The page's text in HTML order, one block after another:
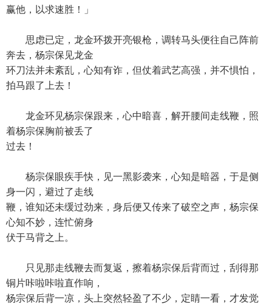
赢他，以求速胜！」
思虑已定，龙金环拨开亮银枪，调转马头便往自己阵前
奔去，杨宗保见龙金
环刀法并未紊乱，心知有诈，但仗着武艺高强，并不惧怕，
拍马跟了上去！
龙金环见杨宗保跟来，心中暗喜，解开腰间走线鞭，照
着杨宗保胸前被丢了
过去！
杨宗保眼疾手快，见一黑影袭来，心知是暗器，于是侧
身一闪，避过了走线
鞭，谁知还未缓过劲来，身后便又传来了破空之声，杨宗保
心知不妙，连忙俯身
伏于马背之上。
只见那走线鞭去而复返，擦着杨宗保后背而过，刮得那
铜片咔啦咔啦直作响，
杨宗保后背一凉，头上突然轻盈了不少，定睛一看，才发觉